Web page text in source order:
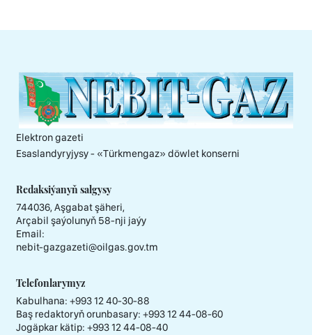
Elektron gazeti
Esaslandyryjysy - «Тürkmengaz» döwlet konserni
Redaksiýanyň salgysy
744036, Aşgabat şäheri,
Arçabil şaýolunyň 58-nji jaýy
Email:
nebit-gazgazeti@oilgas.gov.tm
Telefonlarymyz
Kabulhana: +993 12 40-30-88
Baş redaktoryň orunbasary: +993 12 44-08-60
Jogäpkar kätip: +993 12 44-08-40